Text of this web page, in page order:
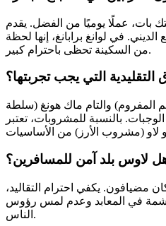
بات، عملًا يوميًا من الفضل. يقدم
في لوانغ برابانغ، إنها لحظة
من السكينة تحظى باحترام كبير.
التقليدية التي يجب تجربتها؟
المفروم) والتام ماك هونغ (سلطة
الوجبات. بالنسبة للمشروبات، تعتبر
لاوس بلد آمن للمسافرين؟
مضيافون. يكفي احترام التقاليد،
في المعابد وعدم لمس رؤوس
الناس.